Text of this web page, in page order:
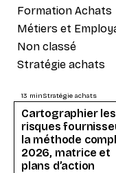
Formation Achats
Métiers et
Non classé
Stratégie achats
13 minStratégie achats
Cartographier les
risques
la méthode
2026, matrice et
plans d’action